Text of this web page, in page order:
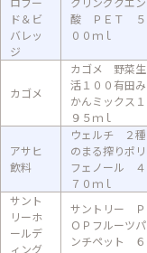
ド＆ビ
バレッ
ジ
酸 ＰＥＴ ５
００ｍｌ
カゴメ
カゴメ 野菜生
活１００有田み
かんミックス１
９５ｍｌ
アサヒ
飲料
ウェルチ ２種
のまる搾りポリ
フェノール ４
７０ｍｌ
サント
リーホ
ールデ
ィング
サントリー Ｐ
ＯＰフルーツパ
ンチペット ６